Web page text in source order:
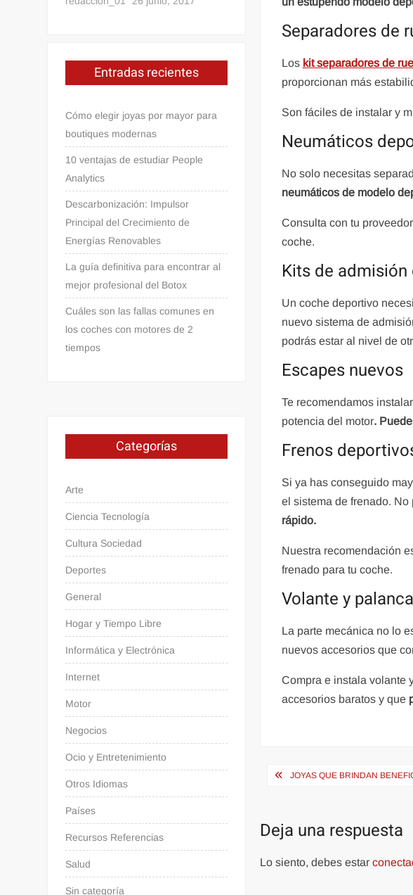
Separadores de
Los kit separadores de
proporcionan más
Son fáciles de instalar y
Neumáticos
No solo necesitas
neumáticos de modelo
Consulta con tu
coche.
Kits de
Un coche deportivo
nuevo sistema de
podrás estar al nivel de
Escapes nuevos
Te recomendamos
potencia del motor.
Frenos
Si ya has conseguido
el sistema de frenado.
rápido.
Nuestra recomendación
frenado para tu coche.
Volante y palanca
La parte mecánica no lo
nuevos accesorios que
Compra e instala volante
accesorios baratos y que
Navegación
entradas
JOYAS QUE BRINDAN
Deja una respuesta
Lo siento, debes estar
Entradas recientes
Cómo elegir joyas por mayor para
boutiques modernas
10 ventajas de estudiar People
Analytics
Descarbonización: Impulsor
Principal del Crecimiento de
Energías Renovables
La guía definitiva para encontrar al
mejor profesional del Botox
Cuáles son las fallas comunes en
los coches con motores de 2
tiempos
Categorías
Arte
Ciencia Tecnología
Cultura Sociedad
Deportes
General
Hogar y Tiempo Libre
Informática y Electrónica
Internet
Motor
Negocios
Ocio y Entretenimiento
Otros Idiomas
Países
Recursos Referencias
Salud
Sin categoría